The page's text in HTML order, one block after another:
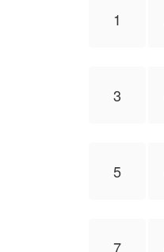
1
3
5
7